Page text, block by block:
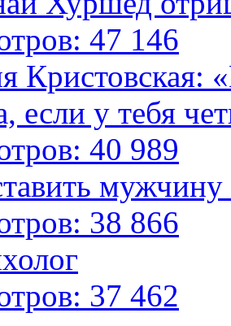
47 146
Кристовская:
если у тебя
40 989
38 866
37 462